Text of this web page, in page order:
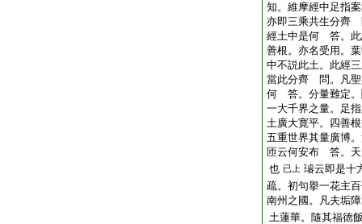
知。維摩經中足指
亦即三乘共生分齊
經土中是何 答。此
善根。亦名受用。
中不説此土。此經
當此分齊 問。凡聖
何 答。分量難定。
一大千界之量。足
土廣大寛平。四善
五重世界其量廣博
匝云何安布 答。天
也 已上 璿云即是十
疏。初句擧一花主
南州之國。凡夫垢
土蓮華。隨其福徳